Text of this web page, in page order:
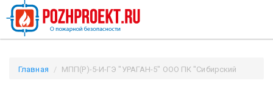
Главная
МПП(Р)-5-И-ГЭ "УРАГАН-5" ООО ПК "Сибирский